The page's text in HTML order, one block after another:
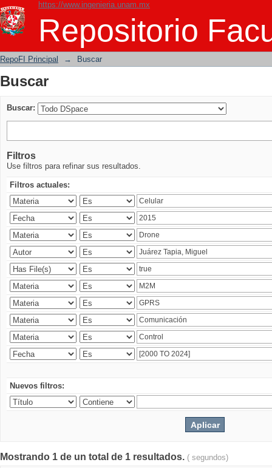
https://www.ingenieria.unam.mx
Repositorio
Buscar
RepoFI Principal → Buscar
Buscar
Buscar:
Filtros
Use filtros para refinar sus resultados.
Filtros actuales:
Nuevos filtros:
Mostrando 1 de un total de 1 resultados. ( segundos)